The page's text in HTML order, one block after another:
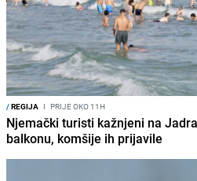
/REGIJA I PRIJE OKO 11H
Njemački turisti kažnjeni na
balkonu, komšije ih prijavile